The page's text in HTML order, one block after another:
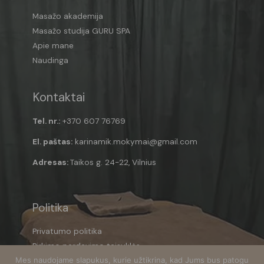
.
Masažo akademija
Masažo studija GURU SPA
Apie mane
Naudinga
Kontaktai
Tel. nr.: +370 607 76769
El. paštas: karinamik.mokymai@gmail.com
Adresas:Taikos g. 24-22, Vilnius
Politika
Privatumo politika
Pirkimo pardavimo taisyklės
Mes naudojame slapukus, kurie užtikrina, kad Jums bus patogu